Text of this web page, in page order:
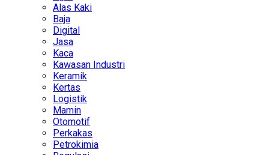
Alas Kaki
Baja
Digital
Jasa
Kaca
Kawasan Industri
Keramik
Kertas
Logistik
Mamin
Otomotif
Perkakas
Petrokimia